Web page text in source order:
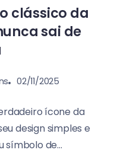
clássico da
sai de
02/11/2025
ícone da
design simples e
símbolo de...